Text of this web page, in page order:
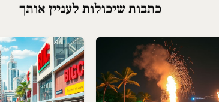
כתבות שיכולות לעניין אותך